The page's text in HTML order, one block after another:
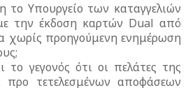
το Υπουργείο των καταγγελιών
την έκδοση καρτών Dual από
χωρίς προηγούμενη ενημέρωση
το γεγονός ότι οι πελάτες της
προ τετελεσμένων αποφάσεων